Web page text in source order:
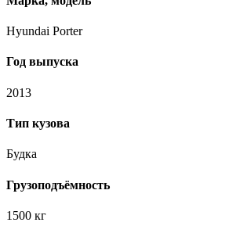
Hyundai Porter
Год выпуска
2013
Тип кузова
Будка
Грузоподъёмность
1500 кг